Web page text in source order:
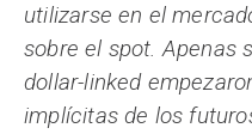
utilizarse en el
sobre el spot. Apenas
dollar-linked
implícitas de los